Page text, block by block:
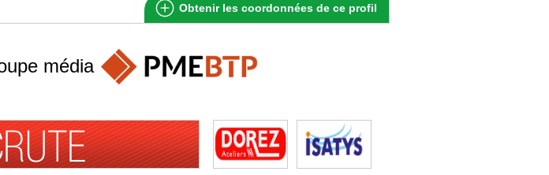
Obtenir les coordonnées de ce profil
média